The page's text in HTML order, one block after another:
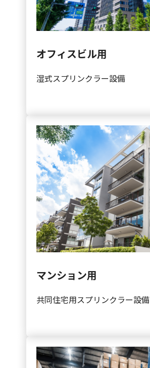
オフィスビル用
湿式スプリンクラー設備
マンション用
共同住宅用スプリンクラー設備